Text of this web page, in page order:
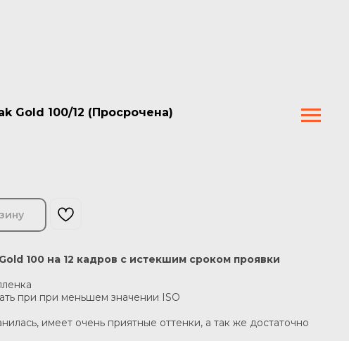
Gold 100/12 (Просрочена)
100 на 12 кадров с истекшим сроком проявки
при при меньшем значении ISO
имеет очень приятные оттенки, а так же достаточно